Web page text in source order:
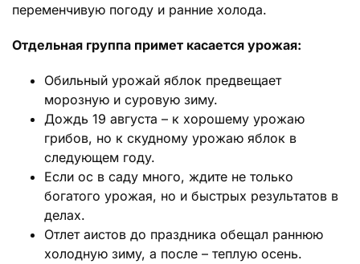
переменчивую погоду и ранние холода.
Отдельная группа примет касается урожая:
Обильный урожай яблок предвещает
морозную и суровую зиму.
Дождь 19 августа – к хорошему урожаю
грибов, но к скудному урожаю яблок в
следующем году.
Если ос в саду много, ждите не только
богатого урожая, но и быстрых результатов в
делах.
Отлет аистов до праздника обещал раннюю
холодную зиму, а после – теплую осень.